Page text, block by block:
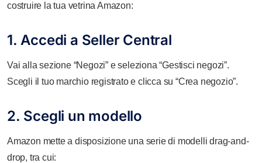
costruire la tua vetrina Amazon:
1. Accedi a Seller Central
Vai alla sezione “Negozi” e seleziona “Gestisci negozi”.
Scegli il tuo marchio registrato e clicca su “Crea negozio”.
2. Scegli un modello
Amazon mette a disposizione una serie di modelli drag-and-
drop, tra cui: